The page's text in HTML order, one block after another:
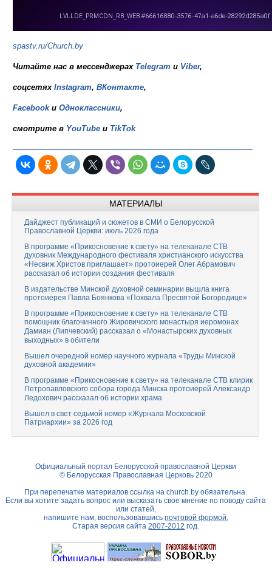
spastv.ru/Church.by
Читайте нас в мессенджерах Telegram и Viber,
соцсетях Instagram, ВКонтакте,
Facebookи Одноклассники,
смотрите в YouTube и TikTok
МАТЕРИАЛЫ
Дайджест публикаций и сюжетов в СМИ о Белорусской
Православной Церкви: июль 2026 года
В программе «Прикосновение к свету» на телеканале СТВ
духовник Международного фестиваля христианского искусства
«Несвиж Христов приглашает» протоиерей Олег Абрамович
рассказал об истории создания фестиваля
В издательстве Минской духовной семинарии вышла книга
протоиерея Павла Боянкова «Похвала Пресвятой Богородице»
В программе «Прикосновение к свету» на телеканале СТВ
помощник благочинного Жировичского монастыря иеромонах
Дамиан (Липчевский) рассказал о «Монастырских духовных
выходных» в обители
Вышел очередной номер научного журнала «Труды Минской
духовной академии»
В программе «Прикосновение к свету» на телеканале СТВ клирик
Петропавловского собора города Минска протоиерей Александр
Ледохович рассказал об истории храма
Вышел в свет седьмой номер «Журнала Московской
Патриархии» за 2026 год
Официальный портал Белорусской православной Церкви
© Белорусская Православная Церковь 2020
При перепечатке материалов ссылка наchurch.by обязательна.
Если вы хотите задать вопрос или высказать свое мнение по поводу сайта
или статей,
напишите нам, воспользовавшись почтовой формой.
Старая версия сайта2007-2012 год.